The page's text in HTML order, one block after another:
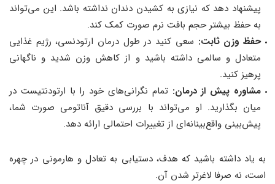
پیشنهاد دهد که نیازی به کشیدن دندان نداشته باشد. این می‌تواند
به حفظ بیشتر حجم بافت نرم صورت کمک کند.
حفظ وزن ثابت: سعی کنید در طول درمان ارتودنسی، رژیم غذایی
متعادل و سالمی داشته باشید و از کاهش وزن شدید و ناگهانی
پرهیز کنید.
مشاوره پیش از درمان: تمام نگرانی‌های خود را با ارتودنتیست در
میان بگذارید. او می‌تواند با بررسی دقیق آناتومی صورت شما،
پیش‌بینی واقع‌بینانه‌ای از تغییرات احتمالی ارائه دهد.
به یاد داشته باشید که هدف، دستیابی به تعادل و هارمونی در چهره
است، نه صرفا لاغرتر شدن آن.